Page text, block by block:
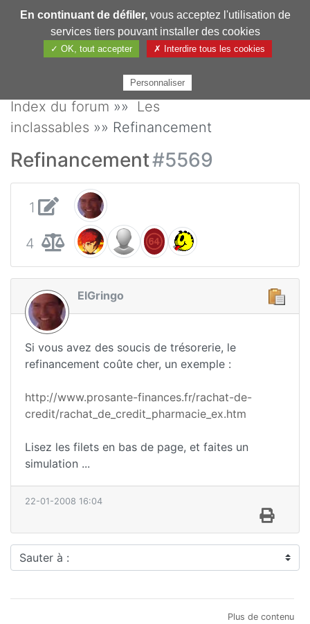
Pharmechange
Index du forum »» Les
inclassables »» Refinancement
Refinancement#5569
1
4
ElGringo
Si vous avez des soucis de trésorerie, le
refinancement coûte cher, un exemple :
http://www.prosante-finances.fr/rachat-de-
credit/rachat_de_credit_pharmacie_ex.htm
Lisez les filets en bas de page, et faites un
simulation ...
22-01-2008 16:04
Sauter à :
Plus de contenu
En continuant de défiler,vous acceptez l'utilisation de
services tiers pouvant installer des cookies
✓ OK, tout accepter ✗ Interdire tous les cookies
Personnaliser